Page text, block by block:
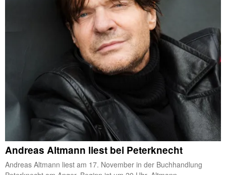
Andreas Altmann liest bei Peterknecht
Andreas Altmann liest am 17. November in der Buchhandlung